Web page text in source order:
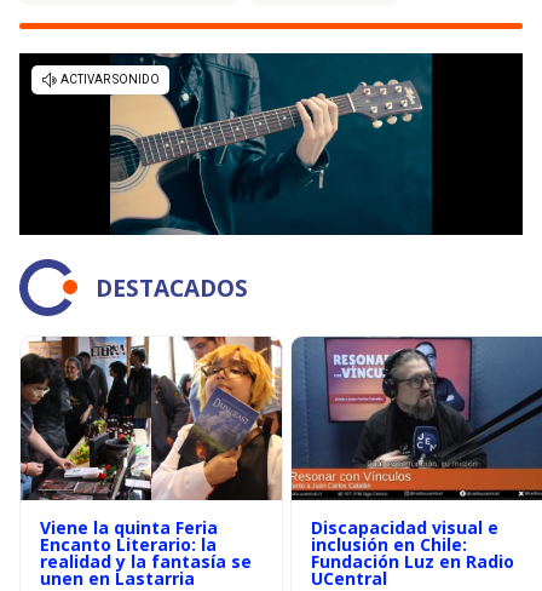
DESTACADOS
Viene la quinta Feria
Encanto Literario: la
realidad y la fantasía se
unen en Lastarria
Discapacidad visual e
inclusión en Chile:
Fundación Luz en Radio
UCentral